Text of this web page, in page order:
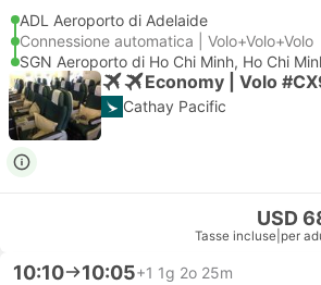
ADL Aeroporto di Adelaide
Connessione automatica | Volo+Volo+Volo
SGN Aeroporto di Ho Chi Minh, Ho Chi
Economy | Volo
Cathay Pacific
USD
Tasse incluse per
10:10 10:05+1 1g 2o 25m